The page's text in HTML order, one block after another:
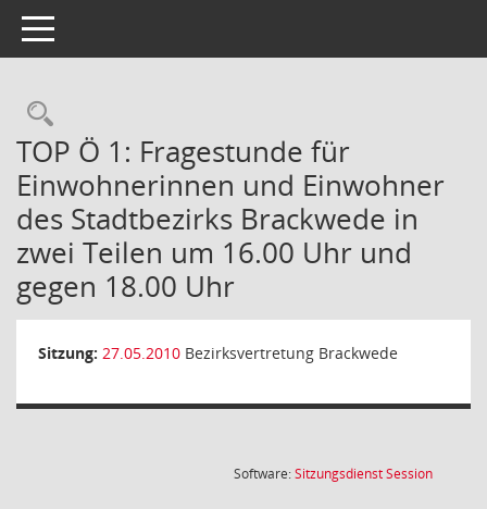
Toggle navigation
Rechercheauswahl
TOP Ö 1: Fragestunde für
Einwohnerinnen und Einwohner
des Stadtbezirks Brackwede in
zwei Teilen um 16.00 Uhr und
gegen 18.00 Uhr
Sitzung: 27.05.2010 Bezirksvertretung Brackwede
Software:SitzungsdienstSession(Wird in